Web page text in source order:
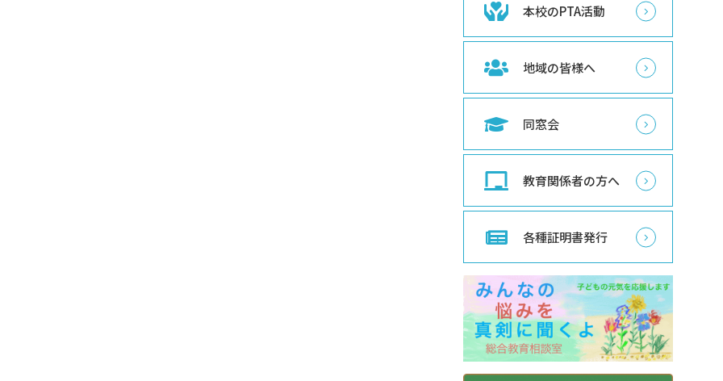
本校のPTA活動
地域の皆様へ
同窓会
教育関係者の方へ
各種証明書発行